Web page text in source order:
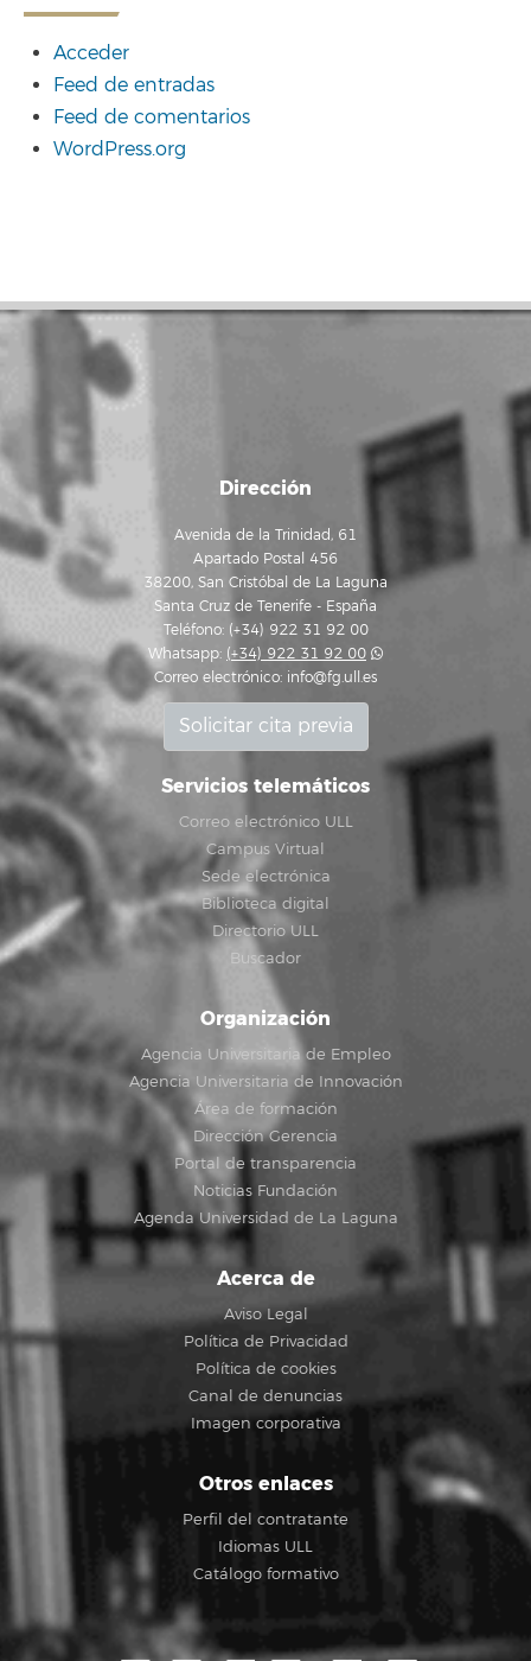
Acceder
Feed de entradas
Feed de comentarios
WordPress.org
Dirección
Avenida de la Trinidad, 61
Apartado Postal 456
38200, San Cristóbal de La Laguna
Santa Cruz de Tenerife - España
Teléfono: (+34) 922 31 92 00
Whatsapp: (+34) 922 31 92 00
Correo electrónico: info@fg.ull.es
Solicitar cita previa
Servicios telemáticos
Correo electrónico ULL
Campus Virtual
Sede electrónica
Biblioteca digital
Directorio ULL
Buscador
Organización
Agencia Universitaria de Empleo
Agencia Universitaria de Innovación
Área de formación
Dirección Gerencia
Portal de transparencia
Noticias Fundación
Agenda Universidad de La Laguna
Acerca de
Aviso Legal
Política de Privacidad
Política de cookies
Canal de denuncias
Imagen corporativa
Otros enlaces
Perfil del contratante
Idiomas ULL
Catálogo formativo